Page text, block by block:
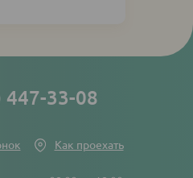
447-33-08
Как проехать